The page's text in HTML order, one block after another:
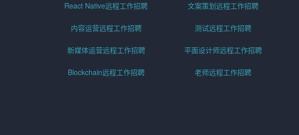
React Native远程工作招聘 文案策划远程工作招聘
内容运营远程工作招聘 测试远程工作招聘
新媒体运营远程工作招聘 平面设计师远程工作招聘
Blockchain远程工作招聘 老师远程工作招聘